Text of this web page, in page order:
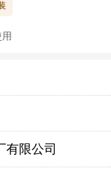
有限公司